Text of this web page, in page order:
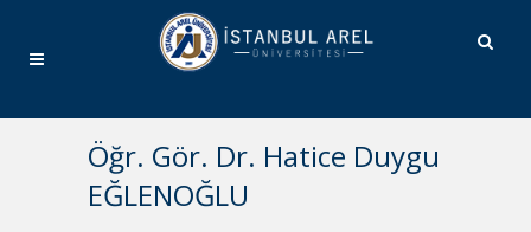
Öğr. Gör. Dr. Hatice Duygu
EĞLENOĞLU